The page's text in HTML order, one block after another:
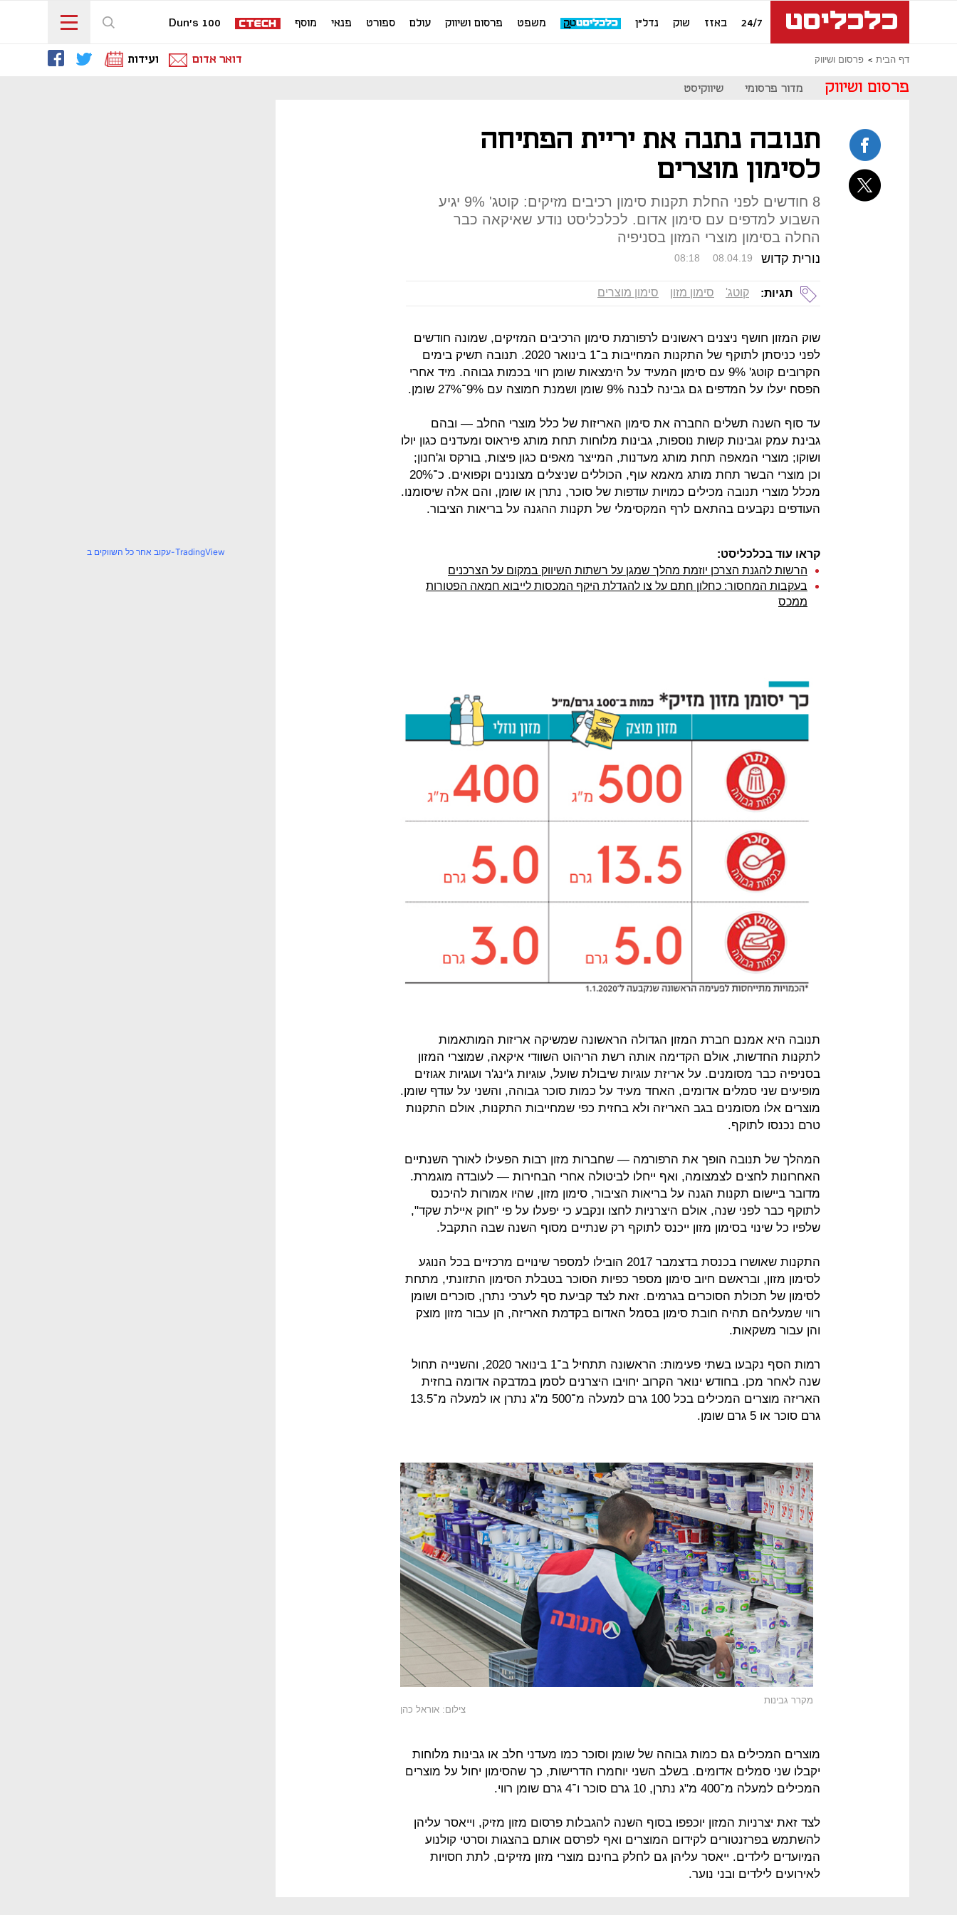
24/7 באזז שוק נדל"ן משפט פרסום ושיווק עולם ספורט פנאי מוסף Dun's 100
דף הבית פרסום ושיווק דואר אדום ועידות
פרסום ושיווק מדור פרסומי שיווקיסט
תנובה נתנה את יריית הפתיחה
לסימון מוצרים
8 חודשים לפני החלת תקנות סימון רכיבים מזיקים: קוטג' 9% יגיע
השבוע למדפים עם סימון אדום. לכלכליסט נודע שאיקאה כבר
החלה בסימון מוצרי המזון בסניפיה
נורית קדוש 08:18 08.04.19
תגיות: קוטג' סימון מזון סימון מוצרים
שוק המזון חושף ניצנים ראשונים לרפורמת סימון הרכיבים המזיקים, שמונה חודשים
לפני כניסתן לתוקף של התקנות המחייבות ב־1 בינואר 2020. תנובה תשיק בימים
הקרובים קוטג' 9% עם סימון המעיד על הימצאות שומן רווי בכמות גבוהה. מיד אחרי
הפסח יעלו על המדפים גם גבינה לבנה 9% שומן ושמנת חמוצה עם 9%־27% שומן.
עד סוף השנה תשלים החברה את סימון האריזות של כלל מוצרי החלב — ובהם
גבינת עמק וגבינות קשות נוספות, גבינות מלוחות תחת מותג פיראוס ומעדנים כגון יולו
ושוקו; מוצרי המאפה תחת מותג מעדנות, המייצר מאפים כגון פיצות, בורקס וג'חנון;
וכן מוצרי הבשר תחת מותג מאמא עוף, הכוללים שניצלים מצוננים וקפואים. כ־20%
מכלל מוצרי תנובה מכילים כמויות עודפות של סוכר, נתרן או שומן, והם אלה שיסומנו.
העודפים נקבעים בהתאם לרף המקסימלי של תקנות ההגנה על בריאות הציבור.
קראו עוד בכלכליסט:
הרשות להגנת הצרכן יוזמת מהלך שמגן על רשתות השיווק במקום על הצרכנים
בעקבות המחסור: כחלון חתם על צו להגדלת היקף המכסות לייבוא חמאה הפטורות
ממכס
תנובה היא אמנם חברת המזון הגדולה הראשונה שמשיקה אריזות המותאמות
לתקנות החדשות, אולם הקדימה אותה רשת הריהוט השוודי איקאה, שמוצרי המזון
בסניפיה כבר מסומנים. על אריזת עוגיות שיבולת שועל, עוגיות ג'ינג'ר ועוגיות אגוזים
מופיעים שני סמלים אדומים, האחד מעיד על כמות סוכר גבוהה, והשני על עודף שומן.
מוצרים אלו מסומנים בגב האריזה ולא בחזית כפי שמחייבות התקנות, אולם התקנות
טרם נכנסו לתוקף.
המהלך של תנובה הופך את הרפורמה — שחברות מזון רבות הפעילו לאורך השנתיים
האחרונות לחצים לצמצומה, ואף ייחלו לביטולה אחרי הבחירות — לעובדה מוגמרת.
מדובר ביישום תקנות הגנה על בריאות הציבור, סימון מזון, שהיו אמורות להיכנס
לתוקף כבר לפני שנה, אולם היצרניות לחצו ונקבע כי יפעלו על פי "חוק איילת שקד",
שלפיו כל שינוי בסימון מזון ייכנס לתוקף רק שנתיים מסוף השנה שבה התקבל.
התקנות שאושרו בכנסת בדצמבר 2017 הובילו למספר שינויים מרכזיים בכל הנוגע
לסימון מזון, ובראשם חיוב סימון מספר כפיות הסוכר בטבלת הסימון התזונתי, מתחת
לסימון של תכולת הסוכרים בגרמים. זאת לצד קביעת סף לערכי נתרן, סוכרים ושומן
רווי שמעליהם תהיה חובת סימון בסמל האדום בקדמת האריזה, הן עבור מזון מוצק
והן עבור משקאות.
רמות הסף נקבעו בשתי פעימות: הראשונה תתחיל ב־1 בינואר 2020, והשנייה תחול
שנה לאחר מכן. בחודש ינואר הקרוב יחויבו היצרנים לסמן במדבקה אדומה בחזית
האריזה מוצרים המכילים בכל 100 גרם למעלה מ־500 מ"ג נתרן או למעלה מ־13.5
גרם סוכר או 5 גרם שומן.
מקרר גבינות
צילום: אוראל כהן
מוצרים המכילים גם כמות גבוהה של שומן וסוכר כמו מעדני חלב או גבינות מלוחות
יקבלו שני סמלים אדומים. בשלב השני יוחמרו הדרישות, כך שהסימון יחול על מוצרים
המכילים למעלה מ־400 מ"ג נתרן, 10 גרם סוכר ו־4 גרם שומן רווי.
לצד זאת יצרניות המזון יוכפפו בסוף השנה להגבלות פרסום מזון מזיק, וייאסר עליהן
להשתמש בפרזנטורים לקידום המוצרים ואף לפרסם אותם בהצגות וסרטי קולנוע
המיועדים לילדים. ייאסר עליהן גם לחלק בחינם מוצרי מזון מזיקים, לתת חסויות
לאירועים לילדים ובני נוער.
עקוב אחר כל השווקים ב-TradingView